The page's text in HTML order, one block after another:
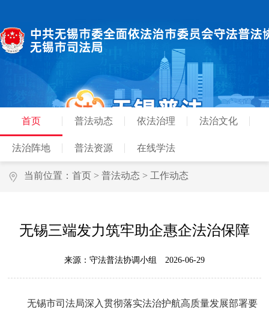
首页 普法动态 依法治理 法治文化
法治阵地 普法资源 在线学法
当前位置： 首页 > 普法动态 > 工作动态
无锡三端发力筑牢助企惠企法治保障
来源：守法普法协调小组 2026-06-29
无锡市司法局深入贯彻落实法治护航高质量发展部署要